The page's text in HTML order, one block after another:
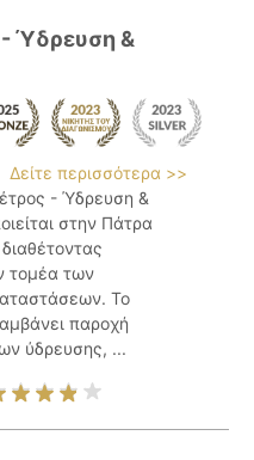
- Ύδρευση &
Δείτε περισσότερα >>
- Ύδρευση &
στην Πάτρα
τομέα των
Το
παροχή
ύδρευσης, ...